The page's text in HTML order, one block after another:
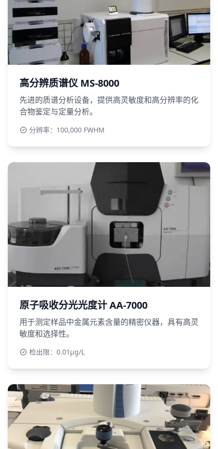
高分辨质谱仪 MS-8000
先进的质谱分析设备，提供高灵敏度和高分辨率的化
合物鉴定与定量分析。
分辨率：100,000 FWHM
原子吸收分光光度计 AA-7000
用于测定样品中金属元素含量的精密仪器，具有高灵
敏度和选择性。
检出限：0.01μg/L